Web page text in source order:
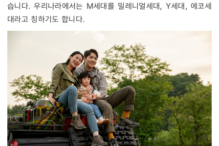
습니다. 우리나라에서는 M세대를 밀레니얼세대, Y세대, 에코세
대라고 칭하기도 합니다.